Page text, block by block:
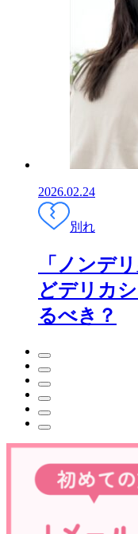
2026.02.24
別れ
「ノンデ
どデリカ
るべき？